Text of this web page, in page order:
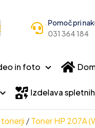
Pomoč pri
031 364 184
in foto
Izdelava
/ Toner HP 207A